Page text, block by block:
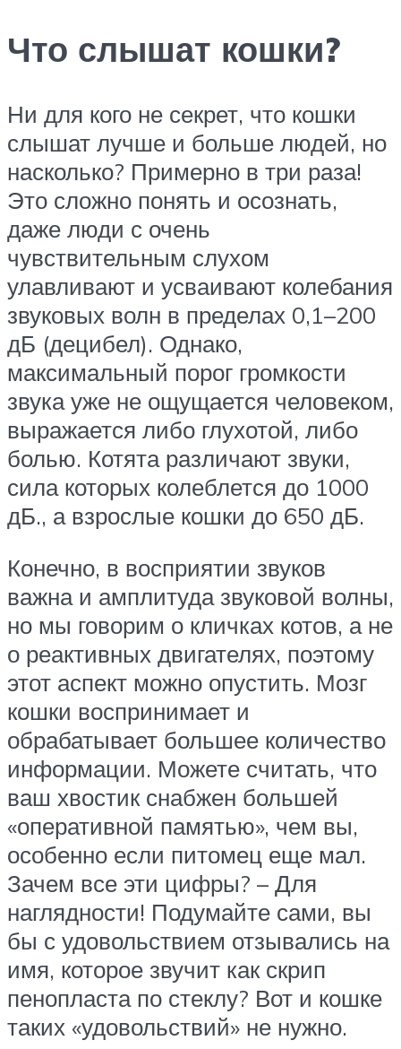
Что слышат кошки?
Ни для кого не секрет, что кошки
слышат лучше и больше людей, но
насколько? Примерно в три раза!
Это сложно понять и осознать,
даже люди с очень
чувствительным слухом
улавливают и усваивают колебания
звуковых волн в пределах 0,1–200
дБ (децибел). Однако,
максимальный порог громкости
звука уже не ощущается человеком,
выражается либо глухотой, либо
болью. Котята различают звуки,
сила которых колеблется до 1000
дБ., а взрослые кошки до 650 дБ.
Конечно, в восприятии звуков
важна и амплитуда звуковой волны,
но мы говорим о кличках котов, а не
о реактивных двигателях, поэтому
этот аспект можно опустить. Мозг
кошки воспринимает и
обрабатывает большее количество
информации. Можете считать, что
ваш хвостик снабжен большей
«оперативной памятью», чем вы,
особенно если питомец еще мал.
Зачем все эти цифры? – Для
наглядности! Подумайте сами, вы
бы с удовольствием отзывались на
имя, которое звучит как скрип
пенопласта по стеклу? Вот и кошке
таких «удовольствий» не нужно.